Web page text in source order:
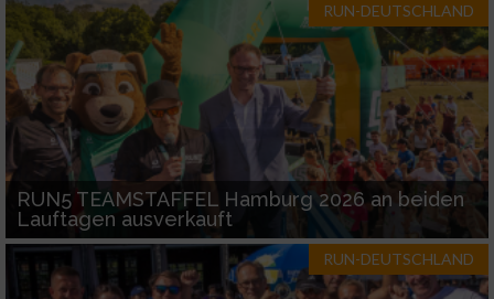
RUN-DEUTSCHLAND
RUN5 TEAMSTAFFEL Hamburg 2026 an beiden
Lauftagen ausverkauft
RUN-DEUTSCHLAND